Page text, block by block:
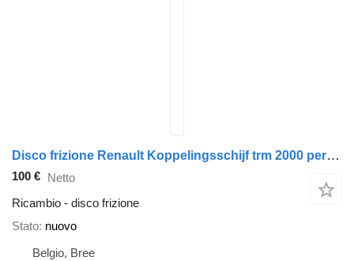
Disco frizione Renault Koppelingsschijf trm 2000 per camion
100 € Netto
Ricambio - disco frizione
Stato nuovo
Belgio, Bree